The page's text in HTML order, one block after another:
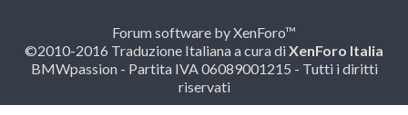
Forum software by XenForo™
©2010-2016 Traduzione Italiana a cura diXenForo Italia
BMWpassion - Partita IVA 06089001215 - Tutti i diritti
riservati